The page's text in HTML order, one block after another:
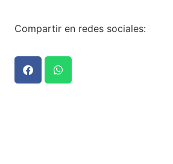
Compartir en redes sociales: